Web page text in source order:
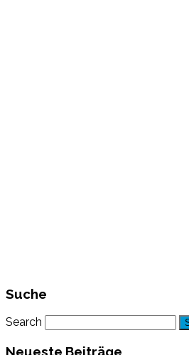
Suche
Search
Neueste Beiträge